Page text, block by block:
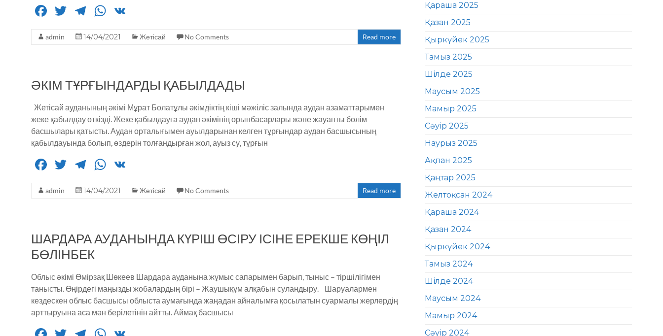
F
c
o
o
k
T
it
T
e
m
W
a
p
p
admin 14/04/2021 Жетісай No Comments Read more
ӘКІМ ТҰРҒЫНДАРДЫ ҚАБЫЛДАДЫ
Жетісай ауданының әкімі Мұрат Болатұлы әкімдіктің кіші мәжіліс залында аудан азаматтарымен
жеке қабылдау өткізді. Жеке қабылдауға аудан әкімінің орынбасарлары және жауапты бөлім
басшылары қатысты. Аудан орталығымен ауылдарынан келген тұрғындар аудан басшысының
қабылдауында болып, өздерін толғандырған жол, ауыз су, тұрғын
F
c
o
o
k
T
it
T
e
m
W
a
p
admin 14/04/2021 Жетісай No Comments Read more
ШАРДАРА АУДАНЫНДА КҮРІШ ӨСІРУ ІСІНЕ ЕРЕКШЕ КӨҢІЛ
БӨЛІНБЕК
Облыс әкімі Өмірзақ Шөкеев Шардара ауданына жұмыс сапарымен барып, тыныс – тіршілігімен
танысты. Өңірдегі маңызды жобалардың бірі – Жаушықұм алқабын суландыру. Шаруалармен
кездескен облыс басшысы облыста аумағында жаңадан айналымға қосылатын суармалы жерлердің
арттыруына аса мән берілетінін айтты. Аймақ басшысы
Қараша 2025
Қазан 2025
Қыркүйек 2025
Тамыз 2025
Шілде 2025
Маусым 2025
Мамыр 2025
Сәуір 2025
Наурыз 2025
Ақпан 2025
Қаңтар 2025
Желтоқсан 2024
Қараша 2024
Қазан 2024
Қыркүйек 2024
Тамыз 2024
Шілде 2024
Маусым 2024
Мамыр 2024
Сәуір 2024